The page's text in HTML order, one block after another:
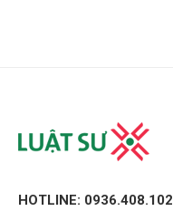
HOTLINE: 0936.408.102